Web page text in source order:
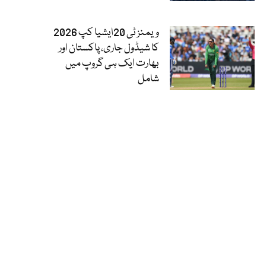
ویمنز ٹی 20ایشیا کپ 2026
کا شیڈول جاری، پاکستان اور
بھارت ایک ہی گروپ میں
شامل